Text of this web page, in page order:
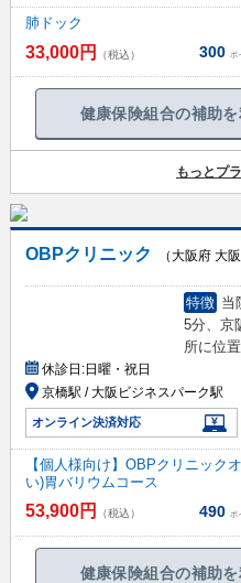
肺ドック
33,000円 （税込） 300 ポ
健康保険組合の補助
もっとプ
OBPクリニック
（大阪府 大
特徴 当
5分、京
所に位
休診日:日曜・祝日
京橋駅 / 大阪ビジネスパーク駅
オンライン決済対応
【個人様向け】OBPクリニック
い)胃バリウムコース
53,900円 （税込） 490 ポ
健康保険組合の補助